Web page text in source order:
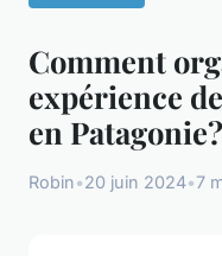
Comment
expérience
en Patagonie?
Robin•20 juin 2024•7